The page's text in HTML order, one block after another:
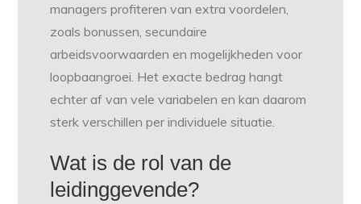
managers profiteren van extra voordelen,
zoals bonussen, secundaire
arbeidsvoorwaarden en mogelijkheden voor
loopbaangroei. Het exacte bedrag hangt
echter af van vele variabelen en kan daarom
sterk verschillen per individuele situatie.
Wat is de rol van de
leidinggevende?